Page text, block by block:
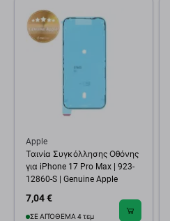
Apple
Ταινία Συγκόλλησης Οθόνης
για iPhone 17 Pro Max | 923-
12860-S | Genuine Apple
7,04 €
ΣΕ ΑΠΌΘΕΜΑ 4 τεμ